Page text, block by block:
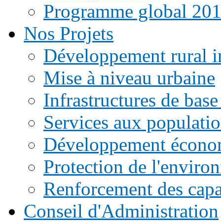
Programme global
Nos Projets
Développement rural
Mise à niveau urbaine
Infrastructures de
Services aux
Développement
Protection de
Renforcement des
Conseil d'Administration